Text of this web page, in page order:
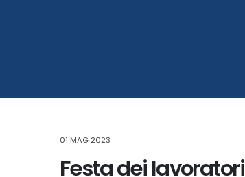
01 MAG 2023
Festa dei lavoratori